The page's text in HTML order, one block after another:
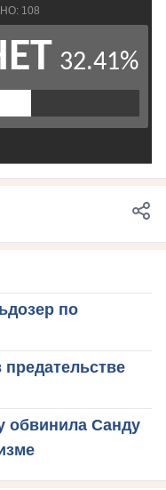
по
обвинила Санду